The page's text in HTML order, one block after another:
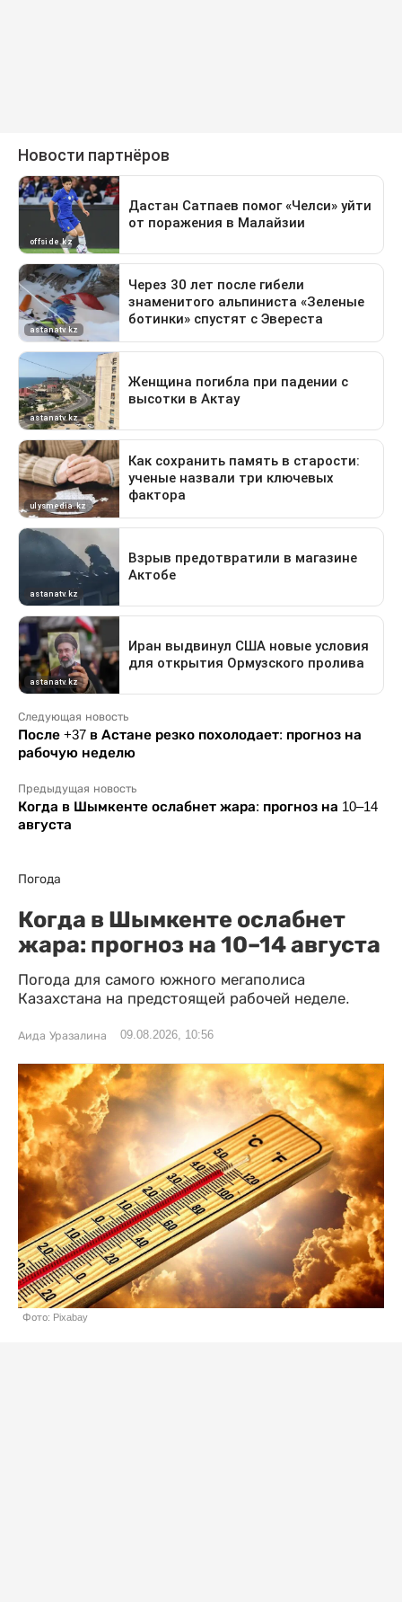
Следующая новость
После +37 в Астане резко похолодает: прогноз на
рабочую неделю
Предыдущая новость
Когда в Шымкенте ослабнет жара: прогноз на 10–14
августа
Погода
Когда в Шымкенте ослабнет
жара: прогноз на 10–14 августа
Погода для самого южного мегаполиса
Казахстана на предстоящей рабочей неделе.
Аида Уразалина 09.08.2026, 10:56
Фото: Pixabay